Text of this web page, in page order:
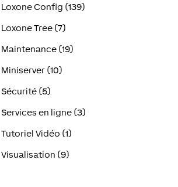
Loxone Config (139)
Loxone Tree (7)
Maintenance (19)
Miniserver (10)
Sécurité (5)
Services en ligne (3)
Tutoriel Vidéo (1)
Visualisation (9)